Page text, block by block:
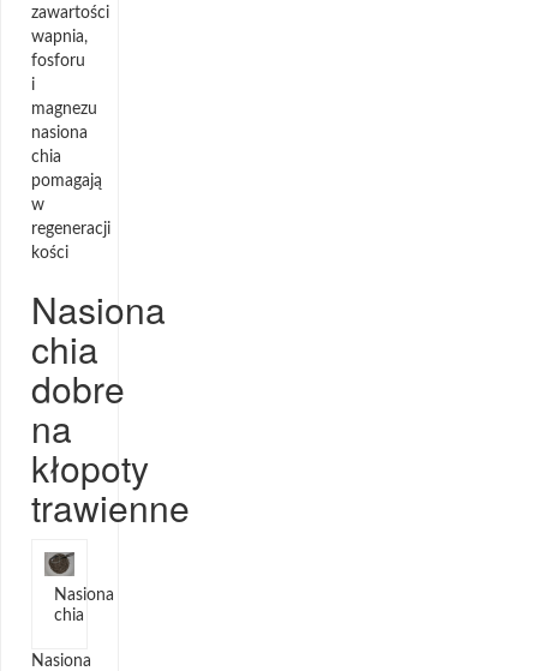
zawartości
wapnia,
fosforu
i
magnezu
nasiona
chia
pomagają
w
regeneracji
kości
Nasiona
chia
dobre
na
kłopoty
trawienne
Nasiona
chia
Nasiona